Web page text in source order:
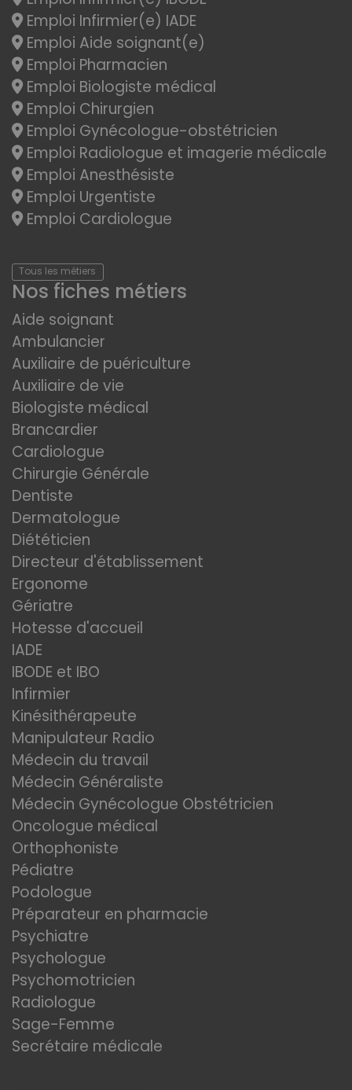
Emploi Infirmier(e) IADE
Emploi Aide soignant(e)
Emploi Pharmacien
Emploi Biologiste médical
Emploi Chirurgien
Emploi Gynécologue-obstétricien
Emploi Radiologue et imagerie médicale
Emploi Anesthésiste
Emploi Urgentiste
Emploi Cardiologue
Tous les métiers
Nos fiches métiers
Aide soignant
Ambulancier
Auxiliaire de puériculture
Auxiliaire de vie
Biologiste médical
Brancardier
Cardiologue
Chirurgie Générale
Dentiste
Dermatologue
Diététicien
Directeur d'établissement
Ergonome
Gériatre
Hotesse d'accueil
IADE
IBODE et IBO
Infirmier
Kinésithérapeute
Manipulateur Radio
Médecin du travail
Médecin Généraliste
Médecin Gynécologue Obstétricien
Oncologue médical
Orthophoniste
Pédiatre
Podologue
Préparateur en pharmacie
Psychiatre
Psychologue
Psychomotricien
Radiologue
Sage-Femme
Secrétaire médicale